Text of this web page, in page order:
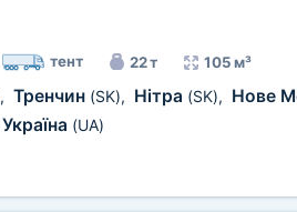
тент 22 т 105 м³
, Тренчин (SK), Нітра (SK), Нове
Україна (UA)